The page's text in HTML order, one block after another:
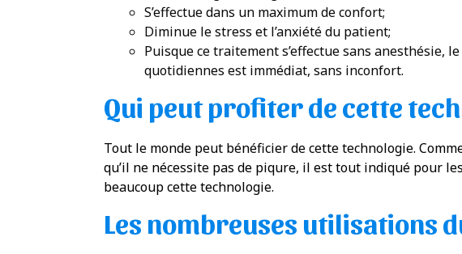
S’effectue dans un maximum de confort;
Diminue le stress et l’anxiété du patient;
Puisque ce traitement s’effectue sans anesthésie,
quotidiennes est immédiat, sans inconfort.
Qui peut profiter de cette
Tout le monde peut bénéficier de cette technologie.
qu’il ne nécessite pas de piqure, il est tout indiqué pour
beaucoup cette technologie.
Les nombreuses utilisations